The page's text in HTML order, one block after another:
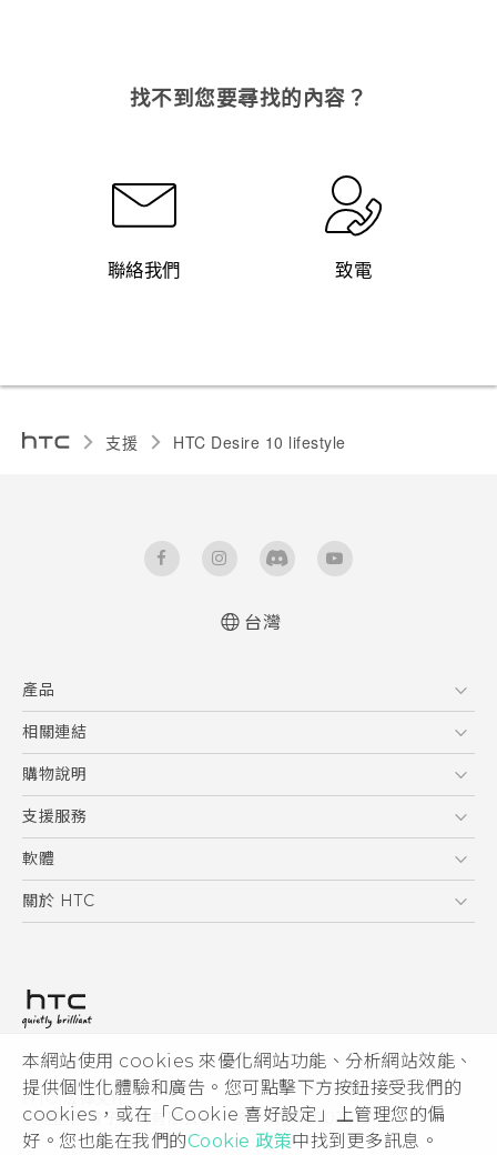
本網站使用 cookies 來優化網站功能、分析網站效能、
提供個性化體驗和廣告。您可點擊下方按鈕接受我們的
cookies，或在「Cookie 喜好設定」上管理您的偏
好。您也能在我們的Cookie 政策中找到更多訊息。
找不到您要尋找的內容？
聯絡我們 致電
支援 HTC Desire 10 lifestyle‎
台灣
產品
5G
智慧型手機
配件
相關連結
HTC Research
購物說明
購物須知
訂單管理
付款方式
支援服務
到府收送維修服務
服務中心資訊
客戶服務佈告欄
軟體
應用程式
HTC Sync Manager
關於 HTC
投資人
隱私權政策
產品安全性
Cookie
© 2011-2026 HTC Corporation
HTC 法律文件
宏達國際電子股份有限公司 | 統一編號16003518